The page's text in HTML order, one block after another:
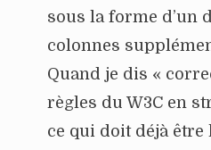
sous la forme d’un
colonnes
Quand je dis «
règles du W3C en
ce qui doit déjà être